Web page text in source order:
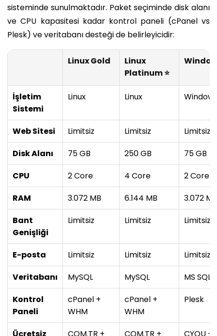
sisteminde sunulmaktadır. Paket seçiminde disk alanı
ve CPU kapasitesi kadar kontrol paneli (cPanel vs
Plesk) ve veritabanı desteği de belirleyicidir:
Linux Gold
Linux
Platinum ⭐
İşletim
Sistemi
Linux Linux
Web Sitesi Limitsiz Limitsiz
Limitsiz
Disk Alanı
75 GB 250 GB
75 GB
CPU
2 Core 4 Core
2 Core
RAM
3.072 MB 6.144 MB
3.072 MB
Bant
Genişliği
Limitsiz Limitsiz Limitsiz
E-posta Limitsiz Limitsiz
Limitsiz
Veritabanı
MySQL MySQL
MS SQL
Kontrol
Paneli
cPanel +
WHM
cPanel +
WHM
Plesk
Ücretsiz COM.TR + COM.TR + CYOU +